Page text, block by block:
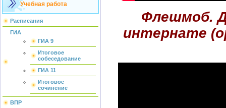
Учебная работа
Расписания
ГИА
ГИА 9
Итоговое
собеседование
ГИА 11
Итоговое
сочинение
ВПР
Флешмоб.
интернате